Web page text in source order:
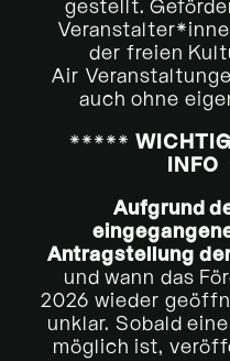
gestellt.
der freien
Air
auch ohne
*****
INFO
Aufgrund
Antragstellung
und wann das
2026 wieder
unklar. Sobald
möglich ist,